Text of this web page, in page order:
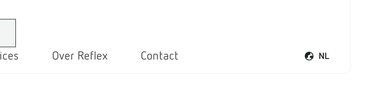
Over Reflex Contact NL
Taalmenu